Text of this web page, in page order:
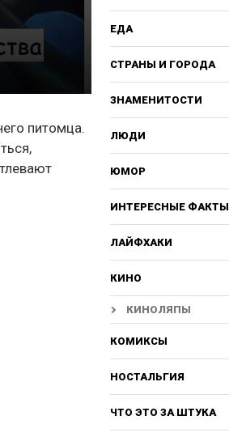
питомца.
ЕДА
СТРАНЫ И ГОРОДА
ЗНАМЕНИТОСТИ
ЛЮДИ
ЮМОР
ИНТЕРЕСНЫЕ ФАКТЫ
ЛАЙФХАКИ
КИНО
КИНОЛЯПЫ
КОМИКСЫ
НОСТАЛЬГИЯ
ЧТО ЭТО ЗА ШТУКА